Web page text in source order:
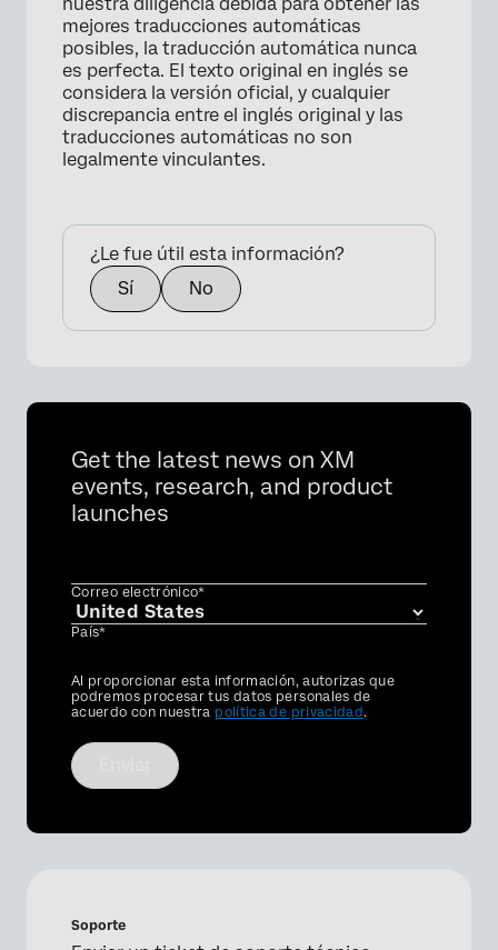
mejores traducciones automáticas
posibles, la traducción automática nunca
es perfecta. El texto original en inglés se
considera la versión oficial, y cualquier
discrepancia entre el inglés original y las
traducciones automáticas no son
legalmente vinculantes.
¿Le fue útil esta información?
Sí
No
Get the latest news on XM
events, research, and product
launches
Correo electrónico*
País*
Privacy
Optin
Al proporcionar esta información, autorizas que
podremos procesar tus datos personales de
acuerdo con nuestra política de privacidad.
Soporte